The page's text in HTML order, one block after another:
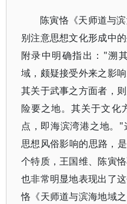
陈寅恪《天师道与
别注意思想文化形成中
附录中明确指出："溯
域，颇疑接受外来之影
其关于武事之方面者，
险要之地。其关于文化
点，即海滨湾港之地。
思想风俗影响的思路，
个特质，王国维、陈寅
也非常明显地表现出了
恪《天师道与滨海地域